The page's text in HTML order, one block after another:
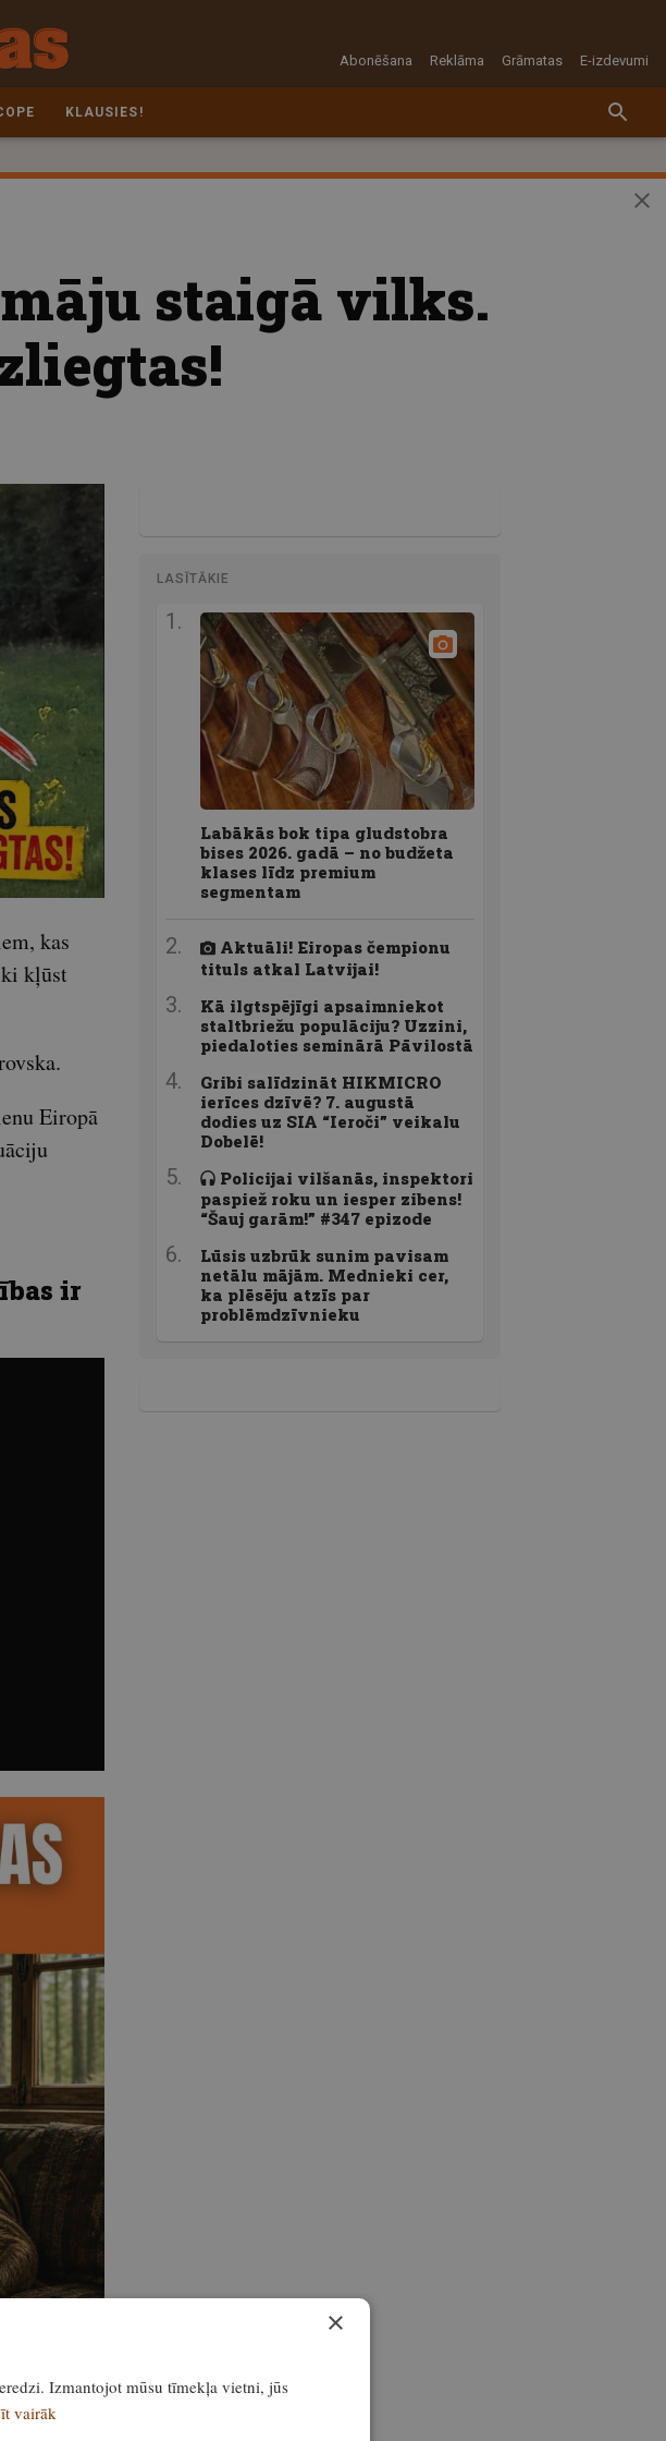
Abonēšana
Reklāma Grāmatas E-izdevumi
KLAUSIES!
staigā vilks.
kas
kļūst
Eiropā
ir
LASĪTĀKIE
Labākās bok tipa gludstobra
bises 2026. gadā – no budžeta
klases līdz premium
segmentam
Aktuāli! Eiropas čempionu
tituls atkal Latvijai!
Kā ilgtspējīgi apsaimniekot
staltbriežu populāciju? Uzzini,
piedaloties seminārā Pāvilostā
Gribi salīdzināt HIKMICRO
ierīces dzīvē? 7. augustā
dodies uz SIA “Ieroči” veikalu
Dobelē!
Policijai vilšanās, inspektori
paspiež roku un iesper zibens!
“Šauj garām!” #347 epizode
Lūsis uzbrūk sunim pavisam
netālu mājām. Mednieki cer,
ka plēsēju atzīs par
problēmdzīvnieku
×
Izmantojot mūsu tīmekļa vietni, jūs
vairāk